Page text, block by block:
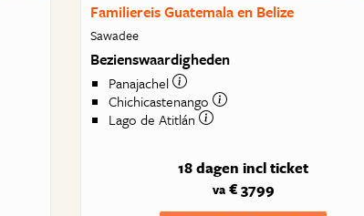
Familiereis Guatemala en Belize
Sawadee
Bezienswaardigheden
Panajachel
Chichicastenango
Lago de Atitlán
18 dagen incl ticket
va€ 3799